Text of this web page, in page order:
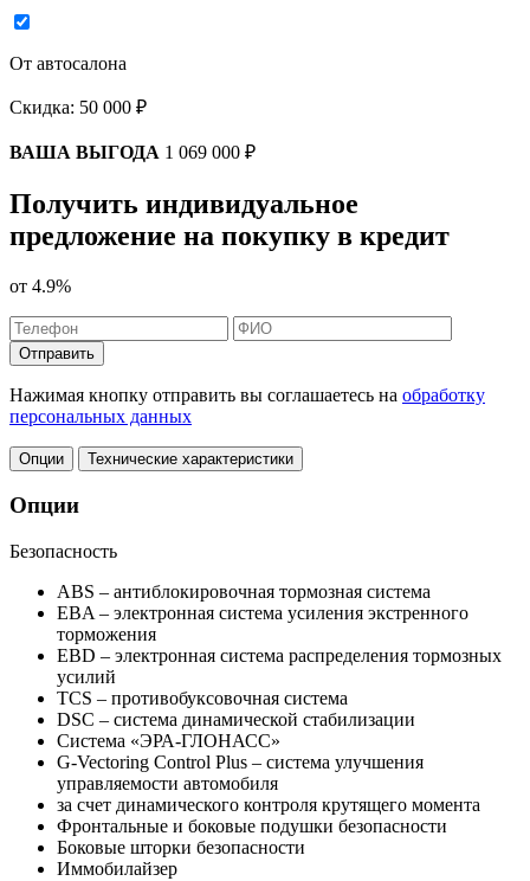
От автосалона
Скидка: 50 000 ₽
ВАША ВЫГОДА 1 069 000 ₽
Получить индивидуальное
предложение на покупку в кредит
от 4.9%
Отправить
Нажимая кнопку отправить вы соглашаетесь на обработку
персональных данных
Опции Технические характеристики
Опции
Безопасность
ABS – антиблокировочная тормозная система
EBA – электронная система усиления экстренного
торможения
EBD – электронная система распределения тормозных
усилий
TCS – противобуксовочная система
DSC – система динамической стабилизации
Система «ЭРА-ГЛОНАСС»
G-Vectoring Control Plus – cистема улучшения
управляемости автомобиля
за счет динамического контроля крутящего момента
Фронтальные и боковые подушки безопасности
Боковые шторки безопасности
Иммобилайзер